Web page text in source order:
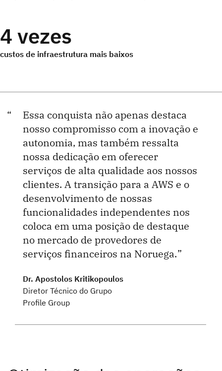
4 vezes
custos de infraestrutura mais baixos
Essa conquista não apenas destaca
nosso compromisso com a inovação e
autonomia, mas também ressalta
nossa dedicação em oferecer
serviços de alta qualidade aos nossos
clientes. A transição para a AWS e o
desenvolvimento de nossas
funcionalidades independentes nos
coloca em uma posição de destaque
no mercado de provedores de
serviços financeiros na Noruega.
Dr. Apostolos Kritikopoulos
Diretor Técnico do Grupo
Profile Group